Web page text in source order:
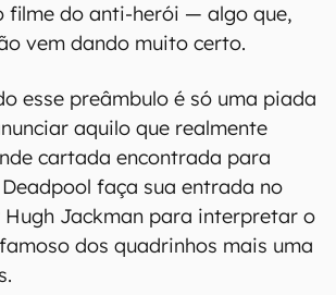
filme do anti-herói — algo que,
vem dando muito certo.
esse preâmbulo é só uma piada
aquilo que realmente
cartada encontrada para
faça sua entrada no
Hugh Jackman para interpretar o
dos quadrinhos mais uma